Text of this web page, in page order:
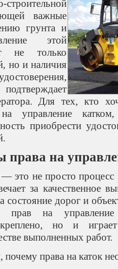
важные
грунта и
этой
не только
но и наличия
Для тех, кто
управление
приобрести
на
это не просто
за качественное
состояние дорог и
прав на
но и
выполненных работ.
права на каток